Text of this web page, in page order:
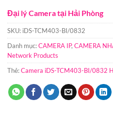
Đại lý Camera tại Hải Phòng
SKU: iDS-TCM403-BI/0832
Danh mục:CAMERA IP, CAMERA
Network Products
Thẻ:Camera iDS-TCM403-BI/0832